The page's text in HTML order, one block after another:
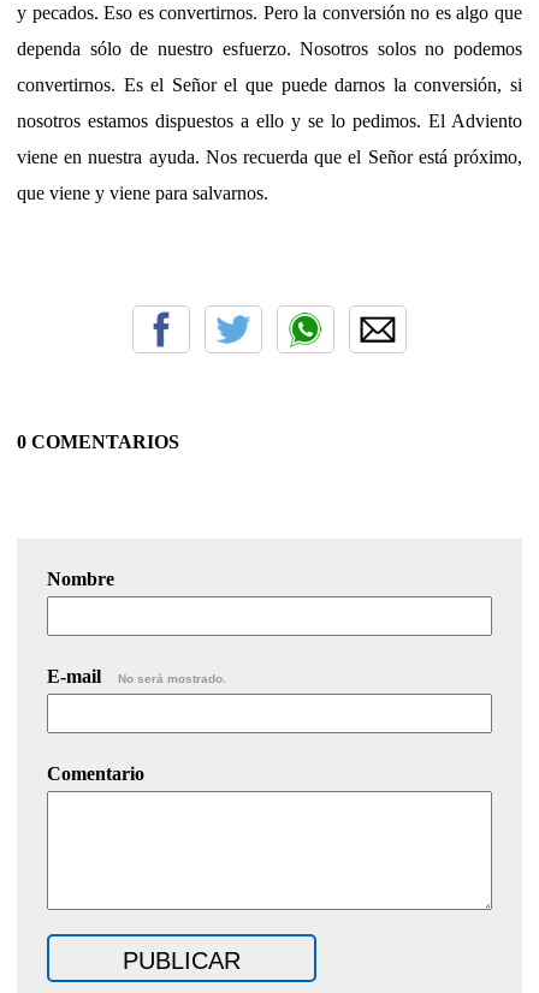
y pecados. Eso es convertirnos. Pero la conversión no es algo que
dependa sólo de nuestro esfuerzo. Nosotros solos no podemos
convertirnos. Es el Señor el que puede darnos la conversión, si
nosotros estamos dispuestos a ello y se lo pedimos. El Adviento
viene en nuestra ayuda. Nos recuerda que el Señor está próximo,
que viene y viene para salvarnos.
0 COMENTARIOS
Nombre
E-mail No será mostrado.
Comentario